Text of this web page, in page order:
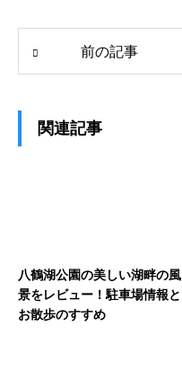
前の記事
関連記事
八鶴湖公園の美しい湖畔の風
景をレビュー！駐車場情報と
お散歩のすすめ